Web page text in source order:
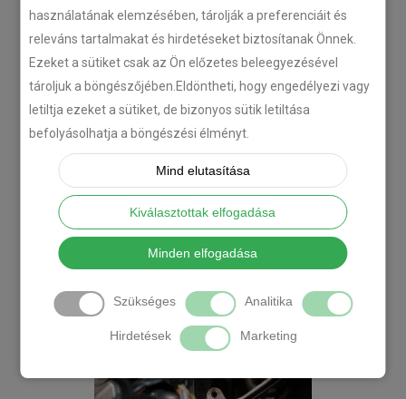
használatának elemzésében, tárolják a preferenciáit és
releváns tartalmakat és hirdetéseket biztosítanak Önnek.
Ezeket a sütiket csak az Ön előzetes beleegyezésével
tároljuk a böngészőjében.Eldöntheti, hogy engedélyezi vagy
letiltja ezeket a sütiket, de bizonyos sütik letiltása
befolyásolhatja a böngészési élményt.
Mind elutasítása
Kiválasztottak elfogadása
Minden elfogadása
Szükséges Analitika
Hirdetések Marketing